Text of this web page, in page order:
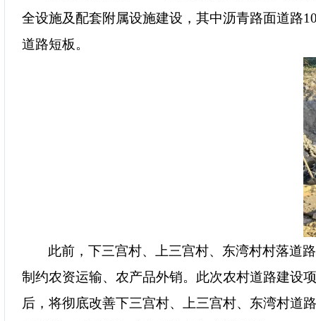
全设施及配套附属设施建设，其中沥青路面道路
道路短板。
此前，下三宫村、上三宫村、东湾村村落道
制约农资运输、农产品外销。此次农村道路建设
后，将彻底改善下三宫村、上三宫村、东湾村道